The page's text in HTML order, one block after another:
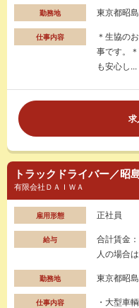
勤務地 東京都昭
仕事内容
＊生協の
事です。
も安心し...
求
トラックドライバー／昭
有限会社ＤＡＩＷＡ
雇用形態 正社員
給与
合計賃金
人の場合
勤務地 東京都昭
仕事内容
・大型車